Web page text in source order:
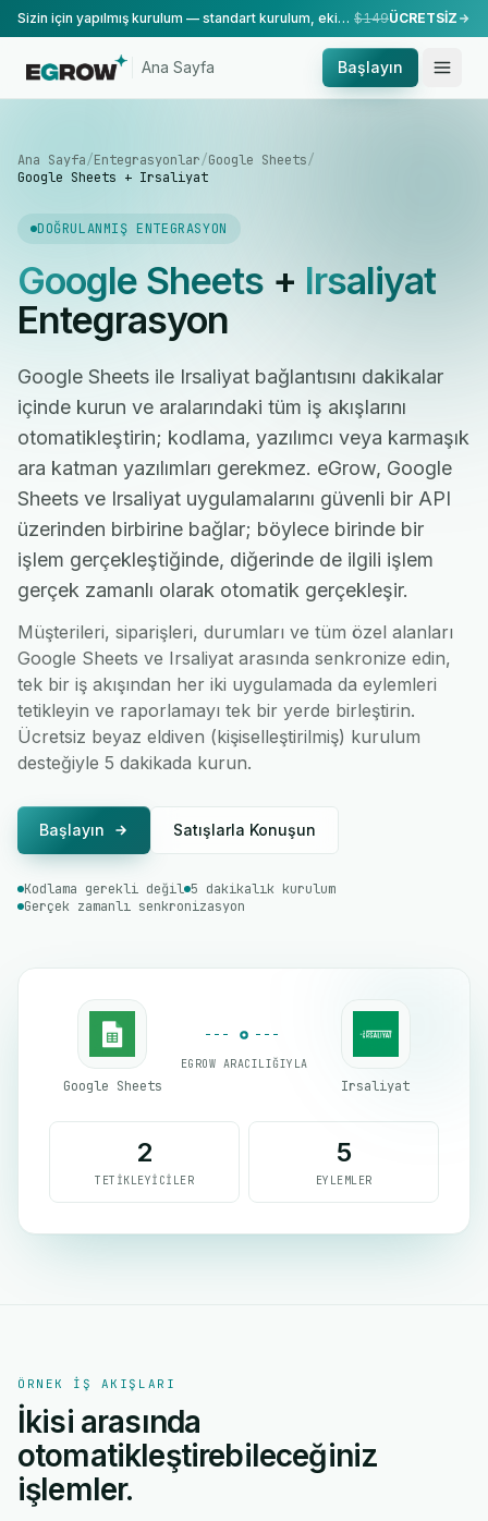
Sizin için yapılmış kurulum — standart kurulum, ekibimiz tarafından yapılır. $149ÜCRETSİZ
Ana Sayfa Başlayın
Ana Sayfa/Entegrasyonlar/Google Sheets/
Google Sheets + Irsaliyat
DOĞRULANMIŞ ENTEGRASYON
Google Sheets+ Irsaliyat
Entegrasyon
Google Sheets ile Irsaliyat bağlantısını dakikalar
içinde kurun ve aralarındaki tüm iş akışlarını
otomatikleştirin; kodlama, yazılımcı veya karmaşık
ara katman yazılımları gerekmez. eGrow, Google
Sheets ve Irsaliyat uygulamalarını güvenli bir API
üzerinden birbirine bağlar; böylece birinde bir
işlem gerçekleştiğinde, diğerinde de ilgili işlem
gerçek zamanlı olarak otomatik gerçekleşir.
Müşterileri, siparişleri, durumları ve tüm özel alanları
Google Sheets ve Irsaliyat arasında senkronize edin,
tek bir iş akışından her iki uygulamada da eylemleri
tetikleyin ve raporlamayı tek bir yerde birleştirin.
Ücretsiz beyaz eldiven (kişiselleştirilmiş) kurulum
desteğiyle 5 dakikada kurun.
Başlayın Satışlarla Konuşun
Kodlama gerekli değil 5 dakikalık kurulum
Gerçek zamanlı senkronizasyon
Google Sheets
EGROW ARACILIĞIYLA
Irsaliyat
2
TETIKLEYICILER
5
EYLEMLER
ÖRNEK IŞ AKIŞLARI
İkisi arasında
otomatikleştirebileceğiniz
işlemler.